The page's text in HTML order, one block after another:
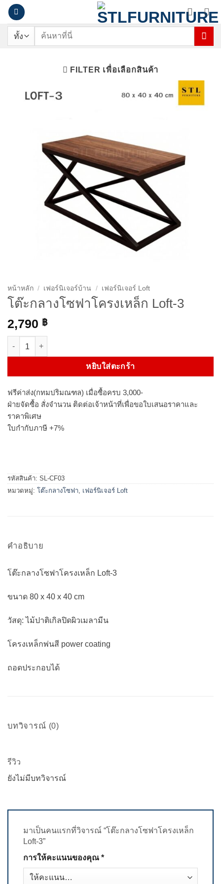
ข้าม
เนื้อหา
ค้นหา:
FILTER เพื่อเลือกสินค้า
หน้าหลัก / เฟอร์นิเจอร์บ้าน / เฟอร์นิเจอร์ Loft
โต๊ะกลางโซฟาโครงเหล็ก Loft-3
2,790 ฿
หยิบใส่ตะกร้า
ฟรีค่าส่ง(กทมปริมณฑล) เมื่อซื้อครบ 3,000-
ฝ่ายจัดซื้อ สั่งจำนวน ติดต่อเจ้าหน้าที่เพื่อขอใบเสนอราคาและ
ราคาพิเศษ
ใบกำกับภาษี +7%
รหัสสินค้า: SL-CF03
หมวดหมู่: โต๊ะกลางโซฟา, เฟอร์นิเจอร์ Loft
คำอธิบาย
โต๊ะกลางโซฟาโครงเหล็ก Loft-3
ขนาด 80 x 40 x 40 cm
วัสดุ: ไม้ปาติเกิลปิดผิวเมลามีน
โครงเหล็กพ่นสี power coating
ถอดประกอบได้
บทวิจารณ์ (0)
รีวิว
ยังไม่มีบทวิจารณ์
มาเป็นคนแรกที่วิจารณ์ “โต๊ะกลางโซฟาโครงเหล็ก
Loft-3”
การให้คะแนนของคุณ *